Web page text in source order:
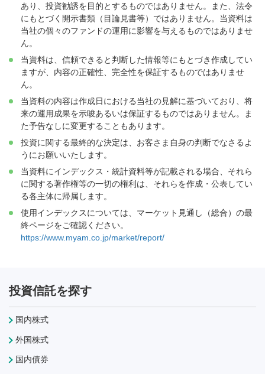
あり、投資勧誘を目的とするものではありません。また、法令
にもとづく開示書類（目論見書等）ではありません。当資料は
当社の個々のファンドの運用に影響を与えるものではありませ
ん。
当資料は、信頼できると判断した情報等にもとづき作成してい
ますが、内容の正確性、完全性を保証するものではありませ
ん。
当資料の内容は作成日における当社の見解に基づいており、将
来の運用成果を示唆あるいは保証するものではありません。ま
た予告なしに変更することもあります。
投資に関する最終的な決定は、お客さま自身の判断でなさるよ
うにお願いいたします。
当資料にインデックス・統計資料等が記載される場合、それら
に関する著作権等の一切の権利は、それらを作成・公表してい
る各主体に帰属します。
使用インデックスについては、マーケット見通し（総合）の最
終ページをご確認ください。
https://www.myam.co.jp/market/report/
投資信託を探す
国内株式
外国株式
国内債券